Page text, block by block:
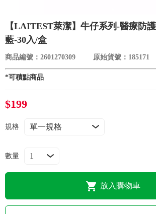
優惠活動
關於我們
合作提案
購物流程
【LAITEST萊潔】牛仔系列-醫療防
藍-30入/盒
商品編號：2601270309 原始貨號：185171
*可積點商品
$199
規格
數量
放入購物車